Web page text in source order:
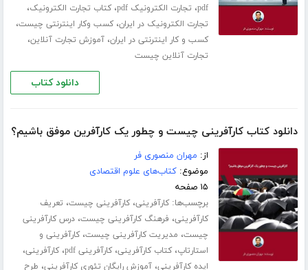
pdf، تجارت الکترونیک pdf ،کتاب تجارت الکترونیک،
تجارت الکترونیک در ایران،کسب وکار اینترنتی چیست،
کسب و کار اینترنتی در ایران،آموزش تجارت آنلاین،
تجارت آنلاین چیست
دانلود کتاب
دانلود کتاب کارآفرینی چیست و چطور یک کارآفرین موفق باشیم؟
از: مهران منصوری فر
موضوع:کتاب‌های علوم اقتصادی
۱۵ صفحه
برچسب‌ها:کارآفرینی،کارآفرینی چیست، تعریف
کارآفرینی، فرهنگ کارآفرینی چیست،درس کارآفرینی
چیست، مدیریت کارآفرینی چیست،کارآفرینی و
استارتاپ،کتاب کارآفرینی،کارآفرینی pdf ،کارآفرینی،
ایده کارآفرینی،آموزش رایگان تئوری کارآفرینی، طرح